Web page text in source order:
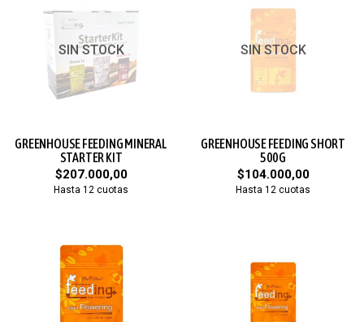
SIN STOCK
GREENHOUSE FEEDING MINERAL
STARTER KIT
$207.000,00
Hasta 12 cuotas
SIN STOCK
GREENHOUSE FEEDING SHORT
500G
$104.000,00
Hasta 12 cuotas